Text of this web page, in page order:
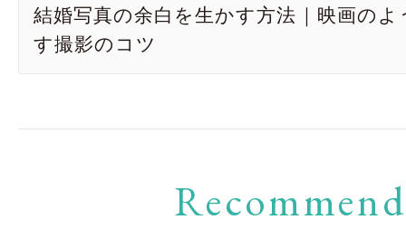
結婚写真の余白を生かす方法｜映画の
す撮影のコツ
Recommend